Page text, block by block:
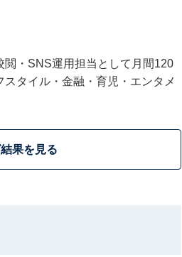
・SNS運用担当として月間120
タイル・金融・育児・エンタメ
果を見る